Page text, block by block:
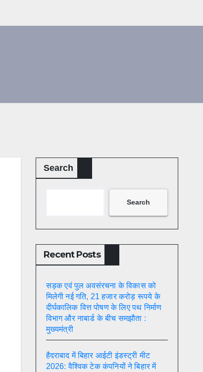
Search
Search
Recent Posts
सड़क एवं पुल अवसंरचना के विकास को
मिलेगी नई गति, 21 हजार करोड़ रूपये के
दीर्घकालिक वित्त पोषण के लिए पथ निर्माण
विभाग और नाबार्ड के बीच समझौता :
मुख्यमंत्री
हैदराबाद में बिहार आईटी इंडस्ट्री मीट
2026: वैश्विक टेक कंपनियों ने बिहार में